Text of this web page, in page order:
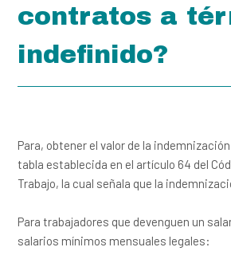
Se llevo dos uniformes de dotacion,
Segun el empleador ella dice que se
prueba?
¿Qué es y como funciona una
¿Cuál es proceso correcto de
sus empleados de hogar de acuerdo a la
contratos a
indefinido?
Para, obtener el valor de la
tabla establecida en el artículo 64 del
Trabajo, la cual señala que la
Para trabajadores que devenguen un
salarios mínimos mensuales legales: